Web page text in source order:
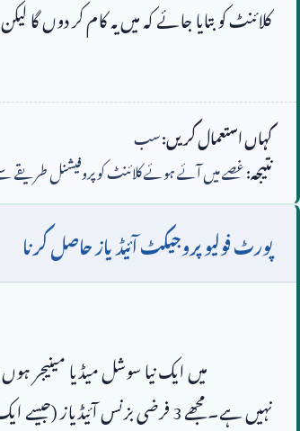
کہاں استعمال کریں:سب
نتیجہ:غصے میں آئے ہوئے کلائنٹ کو پروفیشنل طریقے سے
پورٹ فولیو پروجیکٹ آئیڈیاز حاصل کرنا
نہیں ہے۔ مجھے 3